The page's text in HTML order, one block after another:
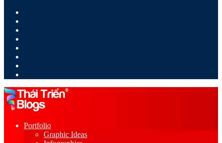
Portfolio
Graphic Ideas